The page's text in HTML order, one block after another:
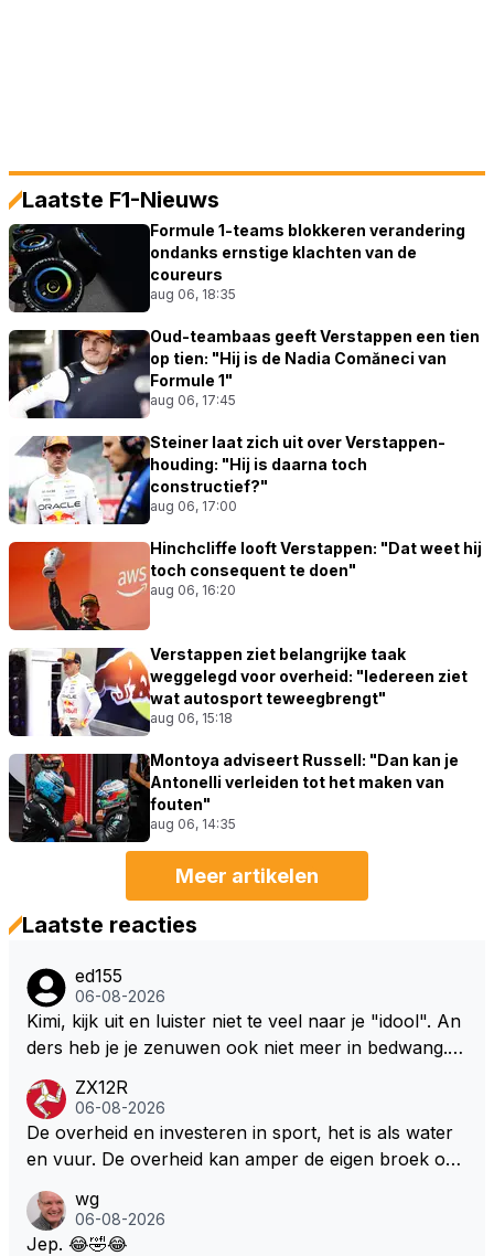
Laatste F1-Nieuws
Formule 1-teams blokkeren verandering
ondanks ernstige klachten van de
coureurs
aug 06, 18:35
Oud-teambaas geeft Verstappen een tien
op tien: "Hij is de Nadia Comăneci van
Formule 1"
aug 06, 17:45
Steiner laat zich uit over Verstappen-
houding: "Hij is daarna toch
constructief?"
aug 06, 17:00
Hinchcliffe looft Verstappen: "Dat weet hij
toch consequent te doen"
aug 06, 16:20
Verstappen ziet belangrijke taak
weggelegd voor overheid: "Iedereen ziet
wat autosport teweegbrengt"
aug 06, 15:18
Montoya adviseert Russell: "Dan kan je
Antonelli verleiden tot het maken van
fouten"
aug 06, 14:35
Meer artikelen
Laatste reacties
ed155
06-08-2026
Kimi, kijk uit en luister niet te veel naar je "idool". An
ders heb je je zenuwen ook niet meer in bedwang. Zi
Marquez/Jos ? Veel gezelliger
ZX12R
06-08-2026
De overheid en investeren in sport, het is als water
en vuur. De overheid kan amper de eigen broek oph
s. Je kunt de Staat het best vergelijken met de sherif
f van Nottinghem (Robin Hood) welk achter de bom
wg
06-08-2026
Jep. 😂🤣😂